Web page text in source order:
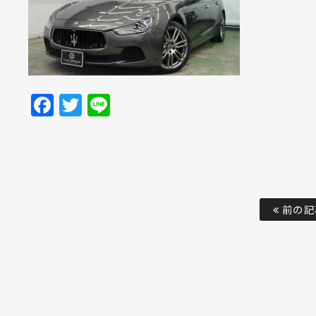
Facebook
Twitter
前の